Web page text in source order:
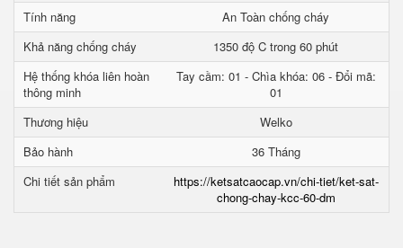
Tính năng
An Toàn chống cháy
Khả năng chống cháy
1350 độ C trong 60 phút
Hệ thống khóa liên hoàn
thông minh
Tay cầm: 01 - Chìa khóa: 06 - Đổi mã:
01
Thương hiệu
Welko
Bảo hành
36 Tháng
Chi tiết sản phẩm
https://ketsatcaocap.vn/chi-tiet/ket-sat-
chong-chay-kcc-60-dm